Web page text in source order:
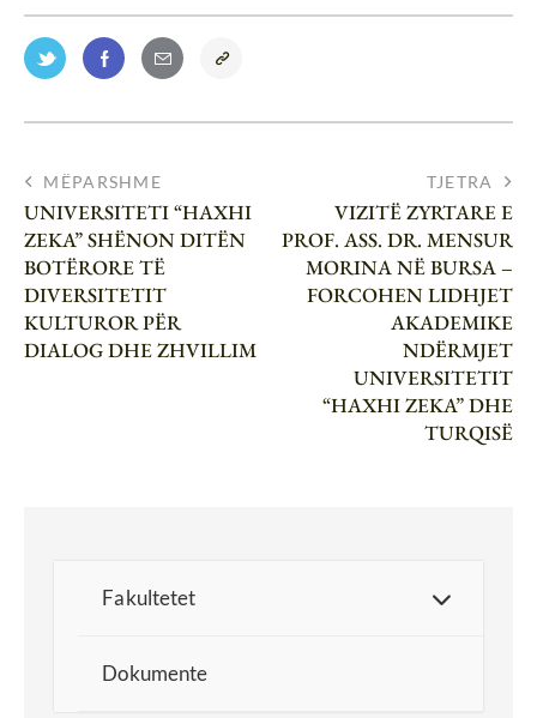
MËPARSHME
UNIVERSITETI “HAXHI
ZEKA” SHËNON DITËN
BOTËRORE TË
DIVERSITETIT
KULTUROR PËR
DIALOG DHE ZHVILLIM
TJETRA
VIZITË ZYRTARE E
PROF. ASS. DR. MENSUR
MORINA NË BURSA –
FORCOHEN LIDHJET
AKADEMIKE
NDËRMJET
UNIVERSITETIT
“HAXHI ZEKA” DHE
TURQISË
Fakultetet
Dokumente